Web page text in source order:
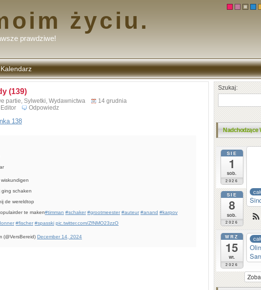
życiu.
prawdziwe!
Kalendarz
(139)
partie, Sylwetki, Wydawnictwa
14 grudnia
Editor Odpowiedz
138
ging schaken
de wereldtop
te maken#timman #schaker #grootmeester #auteur #anand #karpov
#fischer #spasski pic.twitter.com/ZfNMO23zzO
(@VersBereid) December 14, 2024
Szukaj:
Nadchodzące
SIE
1
sob.
2026
SIE
8
sob.
2026
WRZ
15
wt.
2026